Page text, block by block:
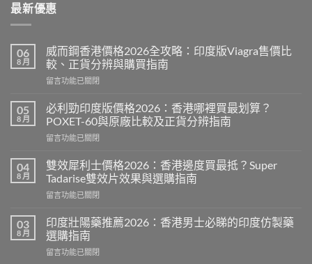
最新優惠
06
8 月
威而鋼香港價格2026全攻略：印度版Viagra售價比
較、正貨分辨與購買指南
在
而
鋼
香
港
格
2026
攻
印
度
Viagra
留言功能已關閉
05
8 月
必利勁印度版價格2026：香港哪裡買最划算？
POXET-60與原廠比較及正貨分辨指南
在
利
勁
印
度
價
格
2026：
香
留言功能已關閉
04
8 月
雙效犀利士價格2026：香港邊度買最抵？Super
Tadarise雙效片效果與選購指南
在
效
犀
利
士
留言功能已關閉
03
8 月
印度壯陽藥推薦2026：香港男士必睇的印度仿製藥
選購指南
在
留言功能已關閉